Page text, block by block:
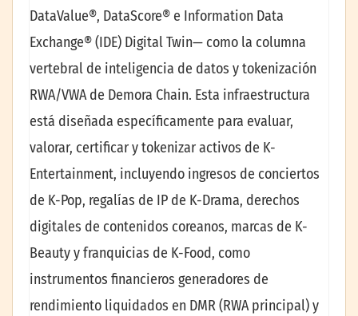
DataValue®, DataScore® e Information Data
Exchange® (IDE) Digital Twin— como la columna
vertebral de inteligencia de datos y tokenización
RWA/VWA de Demora Chain. Esta infraestructura
está diseñada específicamente para evaluar,
valorar, certificar y tokenizar activos de K-
Entertainment, incluyendo ingresos de conciertos
de K-Pop, regalías de IP de K-Drama, derechos
digitales de contenidos coreanos, marcas de K-
Beauty y franquicias de K-Food, como
instrumentos financieros generadores de
rendimiento liquidados en DMR (RWA principal) y